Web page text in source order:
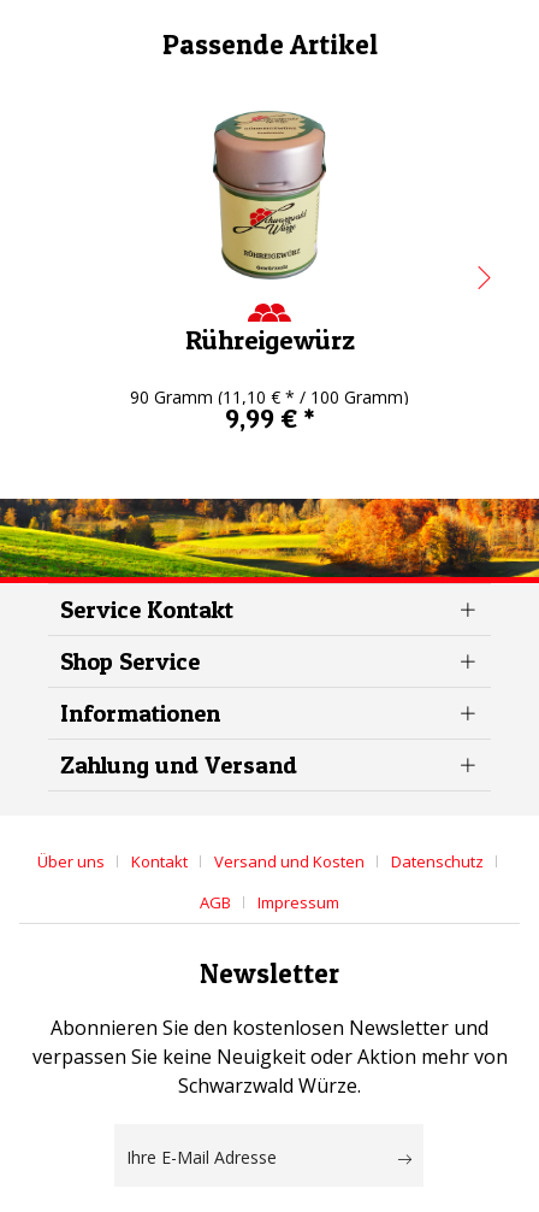
Passende Artikel
Rühreigewürz
90 Gramm (11,10 € * / 100 Gramm)
9,99 € *
Service Kontakt
Shop Service
Informationen
Zahlung und Versand
Über uns Kontakt Versand und Kosten
Datenschutz
AGB
Impressum
Newsletter
Abonnieren Sie den kostenlosen Newsletter und
verpassen Sie keine Neuigkeit oder Aktion mehr von
Schwarzwald Würze.